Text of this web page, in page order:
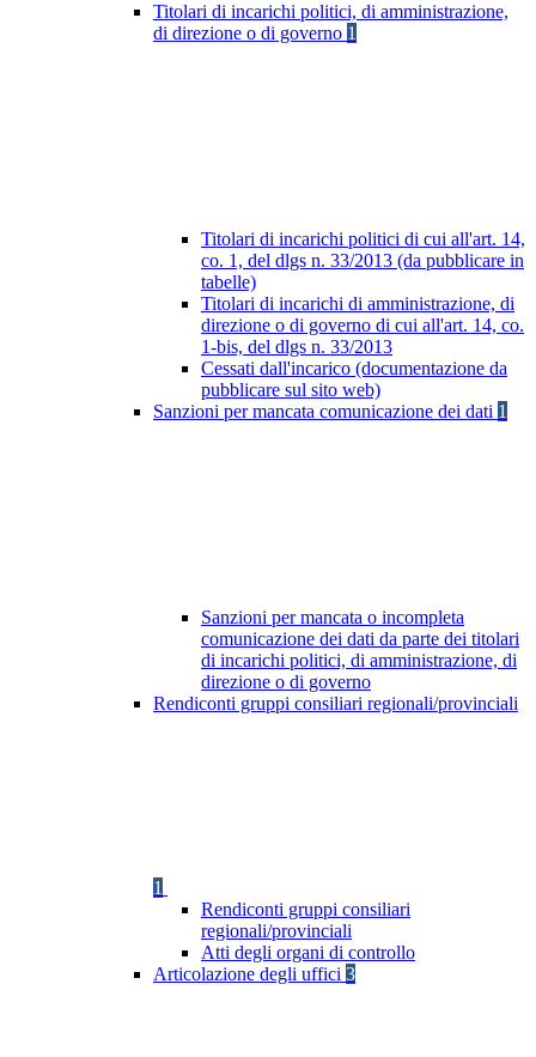
Titolari di incarichi politici, di amministrazione,
di direzione o di governo 1
Titolari di incarichi politici di cui all'art. 14,
co. 1, del dlgs n. 33/2013 (da pubblicare in
tabelle)
Titolari di incarichi di amministrazione, di
direzione o di governo di cui all'art. 14, co.
1-bis, del dlgs n. 33/2013
Cessati dall'incarico (documentazione da
pubblicare sul sito web)
Sanzioni per mancata comunicazione dei dati 1
Sanzioni per mancata o incompleta
comunicazione dei dati da parte dei titolari
di incarichi politici, di amministrazione, di
direzione o di governo
Rendiconti gruppi consiliari regionali/provinciali
1
Rendiconti gruppi consiliari
regionali/provinciali
Atti degli organi di controllo
Articolazione degli uffici 3